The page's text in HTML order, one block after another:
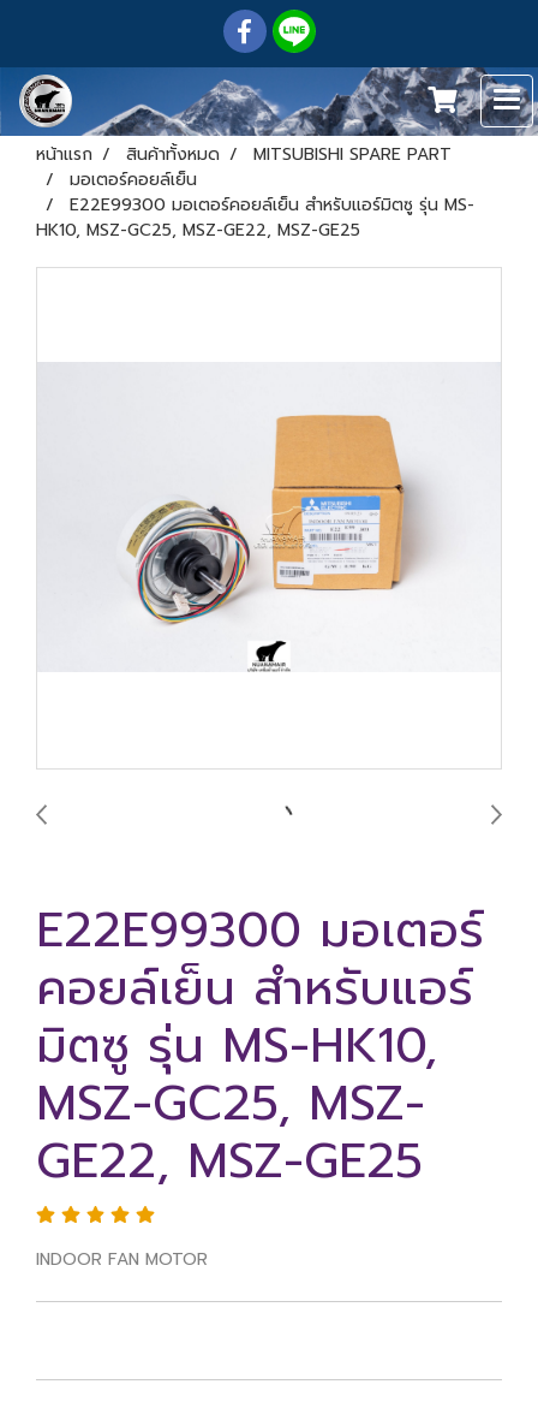
หน้าแรก สินค้าทั้งหมด
MITSUBISHI SPARE PART
มอเตอร์คอยล์เย็น
E22E99300 มอเตอร์คอยล์เย็น สำหรับแอร์มิตซู รุ่น MS-
HK10, MSZ-GC25, MSZ-GE22, MSZ-GE25
E22E99300 มอเตอร์
คอยล์เย็น สำหรับแอร์
มิตซู รุ่น MS-HK10,
MSZ-GC25, MSZ-
GE22, MSZ-GE25
INDOOR FAN MOTOR